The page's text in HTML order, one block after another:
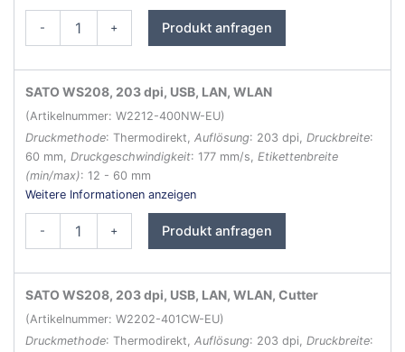
-
Menge
+ Produkt anfragen
SATO WS208, 203 dpi, USB, LAN, WLAN
(Artikelnummer: W2212-400NW-EU)
Druckmethode: Thermodirekt, Auflösung: 203 dpi, Druckbreite:
60 mm, Druckgeschwindigkeit: 177 mm/s, Etikettenbreite
(min/max): 12 - 60 mm
Weitere Informationen anzeigen
-
Menge
+ Produkt anfragen
SATO WS208, 203 dpi, USB, LAN, WLAN, Cutter
(Artikelnummer: W2202-401CW-EU)
Druckmethode: Thermodirekt, Auflösung: 203 dpi, Druckbreite: